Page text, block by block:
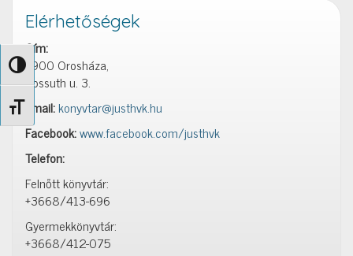
Nagy kontraszt váltása
Betűméret váltása
Elérhetőségek
Cím:
5900 Orosháza,
Kossuth u. 3.
Email:konyvtar@justhvk.hu
Facebook:www.facebook.com/justhvk
Telefon:
Felnőtt könyvtár:
+3668/413-696
Gyermekkönyvtár:
+3668/412-075